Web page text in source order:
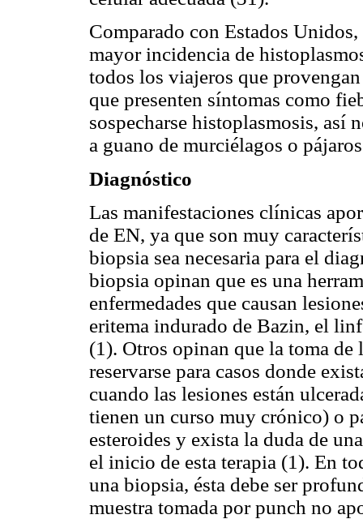
Comparado con Estados
mayor incidencia de
todos los viajeros que
que presenten síntomas como
sospecharse histoplasmosis, así
a guano de murciélagos o
Diagnóstico
Las manifestaciones clínicas
de EN, ya que son muy
biopsia sea necesaria para el
biopsia opinan que es una
enfermedades que causan
eritema indurado de Bazin, el
(1). Otros opinan que la toma de
reservarse para casos donde
cuando las lesiones están
tienen un curso muy crónico) o
esteroides y exista la duda de
el inicio de esta terapia (1). En
una biopsia, ésta debe ser
muestra tomada por punch no